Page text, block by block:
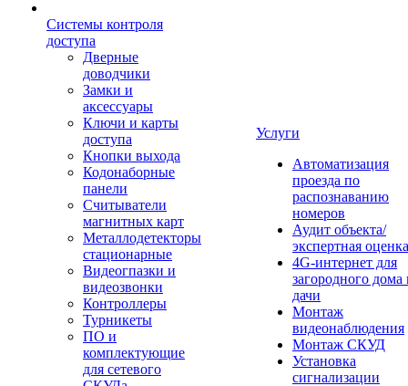
Системы контроля
доступа
Дверные
доводчики
Замки и
аксессуары
Ключи и карты
доступа
Кнопки выхода
Кодонаборные
панели
Считыватели
магнитных карт
Металлодетекторы
стационарные
Видеогпазки и
видеозвонки
Контроллеры
Турникеты
ПО и
комплектующие
для сетевого
Услуги
Автоматизация
проезда по
распознаванию
номеров
Аудит объекта/
экспертная оценка
4G-интернет для
загородного дома
дачи
Монтаж
видеонаблюдения
Монтаж СКУД
Установка
сигнализации